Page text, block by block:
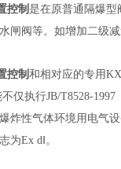
控制是在原普通隔爆型
闸阀等。如增加二级
控制和相对应的专用
不仅执行JB/T8528-
炸性气体环境用电气
为Ex dⅠ。